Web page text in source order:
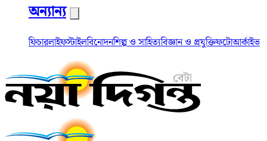
অন্যান্য
ফিচারলাইফস্টাইলবিনোদনশিল্প ও সাহিত্যবিজ্ঞান ও প্রযুক্তিফটোআর্কাইভ